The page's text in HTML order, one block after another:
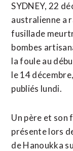
SYDNEY, 22
australienne a
fusillade
bombes
la foule au
le 14
publiés lundi.
Un père et son
présente lors
de Hanoukka